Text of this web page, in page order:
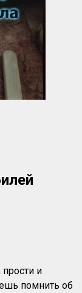
прости и
помнить об